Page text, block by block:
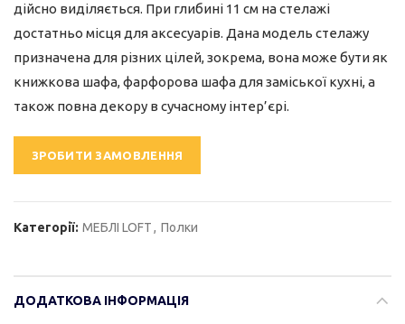
дійсно виділяється. При глибині 11 см на стелажі
достатньо місця для аксесуарів. Дана модель стелажу
призначена для різних цілей, зокрема, вона може бути як
книжкова шафа, фарфорова шафа для заміської кухні, а
також повна декору в сучасному інтер’єрі.
ЗРОБИТИ ЗАМОВЛЕННЯ
Категорії: МЕБЛІ LOFT, Полки
ДОДАТКОВА ІНФОРМАЦІЯ